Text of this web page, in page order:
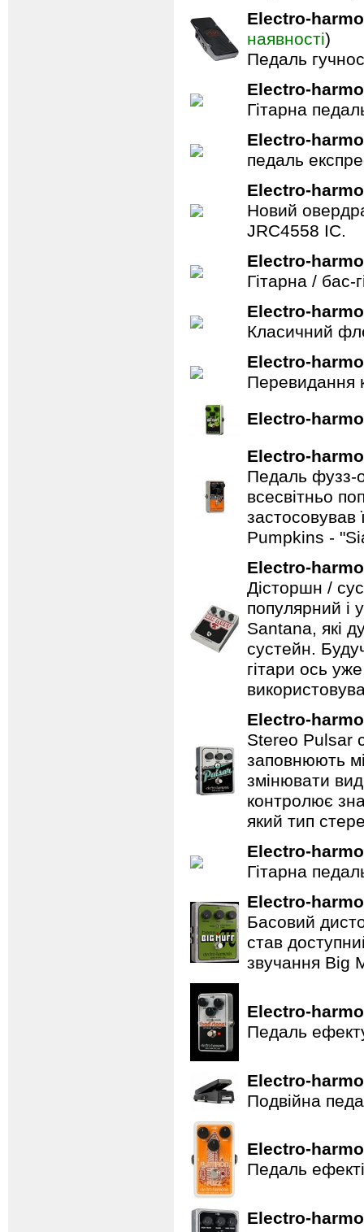
Electro-
наявності)
Педаль
Electro-
Гітарна
Electro-
педаль
Electro-
Новий
JRC4558 IC.
Electro-
Гітарна /
Electro-
Класичний
Electro-
Перевидання
Electro-
Electro-
Педаль фузз-
всесвітньо
застосовував
Pumpkins -
Electro-
Дісторшн /
популярний і
Santana, які
сустейн.
гітари ось
Electro-
Stereo Pulsar
заповнюють
змінювати
контролює
який тип
Electro-
Гітарна
Electro-
Басовий
став
звучання Big
Electro-
Педаль
Electro-
Подвійна
Electro-
Педаль
Electro-